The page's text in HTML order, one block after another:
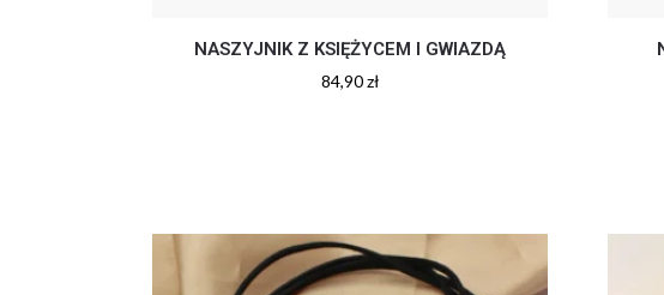
NASZYJNIK Z KSIĘŻYCEM I GWIAZDĄ
84,90zł